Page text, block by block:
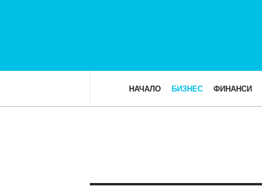
НАЧАЛО БИЗНЕС ФИНАНСИ